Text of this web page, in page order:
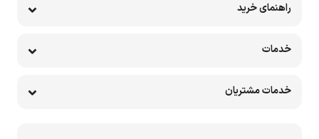
راهنمای خرید
خدمات
خدمات مشتریان